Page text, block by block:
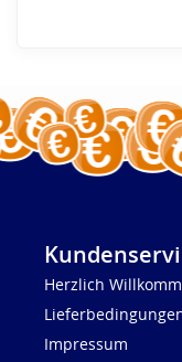
Herzlich
Impressum